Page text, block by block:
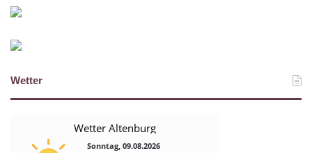
Wetter
Wetter Altenburg
Sonntag, 09.08.2026